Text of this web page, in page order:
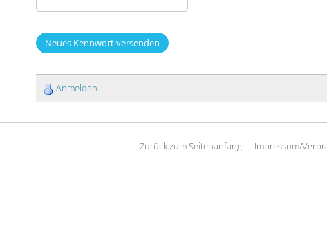
Neues Kennwort versenden
Anmelden
Zurück zum Seitenanfang Impressum/